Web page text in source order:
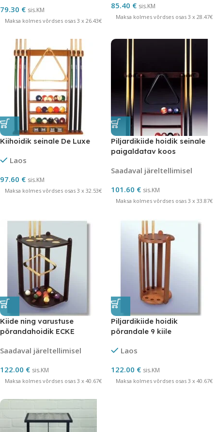
79.30 € sis.KM
Maksa kolmes võrdses osas 3 x 26.43€
85.40 € sis.KM
Maksa kolmes võrdses osas 3 x 28.47€
Kiihoidik seinale De Luxe
Laos
97.60 € sis.KM
Maksa kolmes võrdses osas 3 x 32.53€
Piljardikiide hoidik seinale
paigaldatav koos
Norditalia
Saadaval järeltellimisel
101.60 € sis.KM
Maksa kolmes võrdses osas 3 x 33.87€
Kiide ning varustuse
põrandahoidik ECKE
Saadaval järeltellimisel
122.00 € sis.KM
Maksa kolmes võrdses osas 3 x 40.67€
Piljardikiide hoidik
põrandale 9 kiile
Laos
122.00 € sis.KM
Maksa kolmes võrdses osas 3 x 40.67€